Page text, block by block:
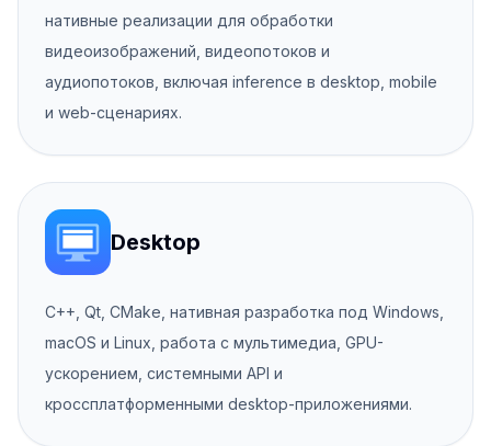
нативные реализации для обработки
видеоизображений, видеопотоков и
аудиопотоков, включая inference в desktop, mobile
и web-сценариях.
Desktop
C++, Qt, CMake, нативная разработка под Windows,
macOS и Linux, работа с мультимедиа, GPU-
ускорением, системными API и
кроссплатформенными desktop-приложениями.